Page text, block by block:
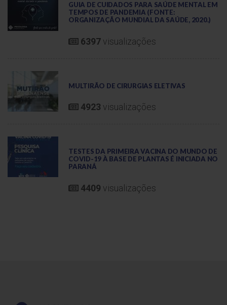
GUIA DE CUIDADOS PARA SAÚDE MENTAL EM
TEMPOS DE PANDEMIA (FONTE:
ORGANIZAÇÃO MUNDIAL DA SAÚDE, 2020.)
6397 visualizações
MULTIRÃO DE CIRURGIAS ELETIVAS
4923 visualizações
TESTES DA PRIMEIRA VACINA DO MUNDO DE
COVID-19 À BASE DE PLANTAS É INICIADA NO
PARANÁ
4409 visualizações